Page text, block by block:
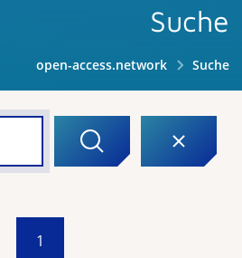
Suche
open-access.network Suche
1